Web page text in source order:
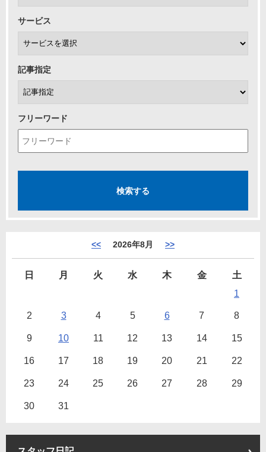
サービス
記事指定
フリーワード
<< 2026年8月 >>
日 月 火 水 木 金
土
1
2 3 4 5 6 7 8
9 10 11 12 13 14 15
16 17 18 19 20 21 22
23 24 25 26 27 28 29
30 31